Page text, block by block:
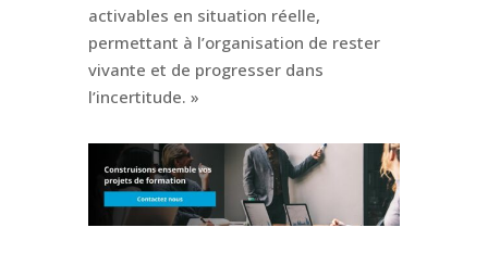
activables en situation réelle,
permettant à l’organisation de rester
vivante et de progresser dans
l’incertitude. »